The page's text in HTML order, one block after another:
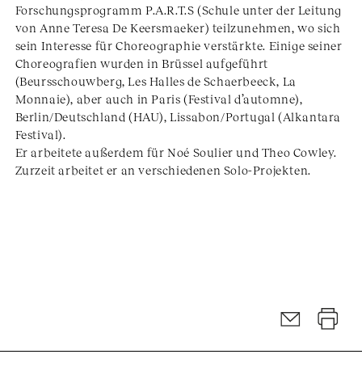
Forschungsprogramm P.A.R.T.S (Schule unter der Leitung
von Anne Teresa De Keersmaeker) teilzunehmen, wo sich
sein Interesse für Choreographie verstärkte. Einige seiner
Choreografien wurden in Brüssel aufgeführt
(Beursschouwberg, Les Halles de Schaerbeeck, La
Monnaie), aber auch in Paris (Festival d’automne),
Berlin/Deutschland (HAU), Lissabon/Portugal (Alkantara
Festival).
Er arbeitete außerdem für Noé Soulier und Theo Cowley.
Zurzeit arbeitet er an verschiedenen Solo-Projekten.